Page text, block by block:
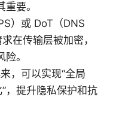
要。
）或 DoT（DNS
在传输层被加密，
。
，可以实现“全局
，提升隐私保护和抗